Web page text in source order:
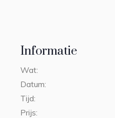
Informatie
Wat:
Datum:
Tijd:
Prijs: